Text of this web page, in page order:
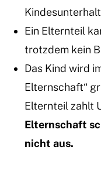
Ein Elternteil
trotzdem kein
Das Kind wird
Elternschaft“
Elternteil zahlt
Elternschaft
nicht aus.